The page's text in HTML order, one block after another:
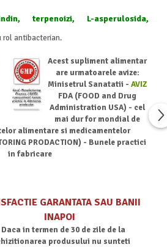
terpenoizi, L-asperulosida,
rol antibacterian.
Acest supliment alimentar
are urmatoarele avize:
Minisetrul Sanatatii - AVIZ
FDA (FOOD and Drug
Administration USA) - cel
mai dur for mondial de
alimentare si medicamentelor
PRODACTION) - Bunele practici
in fabricare
GARANTATA SAU BANII
INAPOI
Daca in termen de 30 de zile de la
produsului nu sunteti